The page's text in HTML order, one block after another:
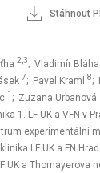
Stáhnout
2,3; Vladimír Bláha
7; Pavel Kraml 8;
1 ; Zuzana Urbanová
1. LF UK a VFN v
experimentální
LF UK a FN
UK a Thomayerova